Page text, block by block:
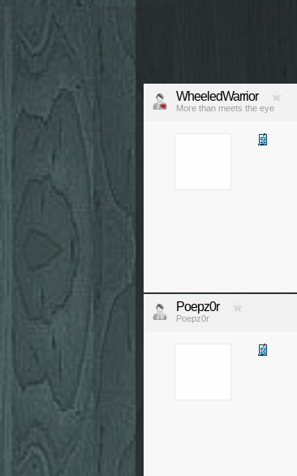
WheeledWarrior
More than meets the eye
Poepz0r
Poepz0r